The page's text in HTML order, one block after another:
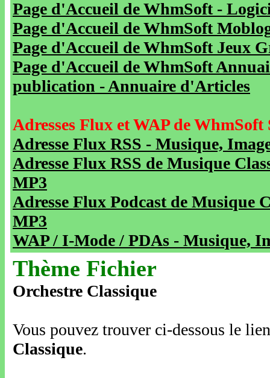
Page d'Accueil de WhmSoft -
Page d'Accueil de WhmSoft
Page d'Accueil de WhmSoft Jeux
Page d'Accueil de WhmSoft
publication - Annuaire d'Articles
Adresses Flux et WAP de WhmSoft
Adresse Flux RSS - Musique,
Adresse Flux RSS de Musique
MP3
Adresse Flux Podcast de Musique
MP3
WAP / I-Mode / PDAs - Musique,
Thème Fichier
Orchestre Classique
Vous pouvez trouver ci-dessous le
Classique.